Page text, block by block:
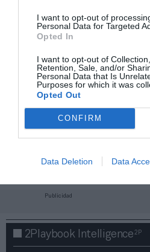
I want to opt-out of
Personal Data for Targeted
Opted In
I want to opt-out of
Retention, Sale, and/or
Personal Data that Is
Purposes for which it was
Opted Out
CONFIRM
Data Deletion Data
y eventos
Publicidad
2Playbook Intelligence2P